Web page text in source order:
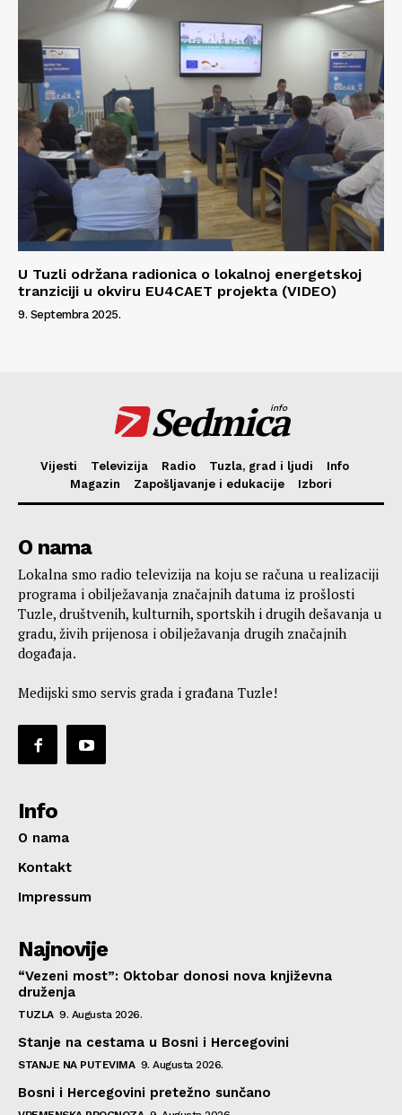
U Tuzli održana radionica o lokalnoj energetskoj
tranziciji u okviru EU4CAET projekta (VIDEO)
9. Septembra 2025.
Sedmica
info
Vijesti Televizija Radio Tuzla, grad i ljudi
Info
Magazin
Zapošljavanje i edukacije Izbori
O nama
Lokalna smo radio televizija na koju se računa u realizaciji
programa i obilježavanja značajnih datuma iz prošlosti
Tuzle, društvenih, kulturnih, sportskih i drugih dešavanja u
gradu, živih prijenosa i obilježavanja drugih značajnih
događaja.
Medijski smo servis grada i građana Tuzle!
Info
O nama
Kontakt
Impressum
Najnovije
“Vezeni most”: Oktobar donosi nova književna
druženja
TUZLA 9. Augusta 2026.
Stanje na cestama u Bosni i Hercegovini
STANJE NA PUTEVIMA 9. Augusta 2026.
Bosni i Hercegovini pretežno sunčano